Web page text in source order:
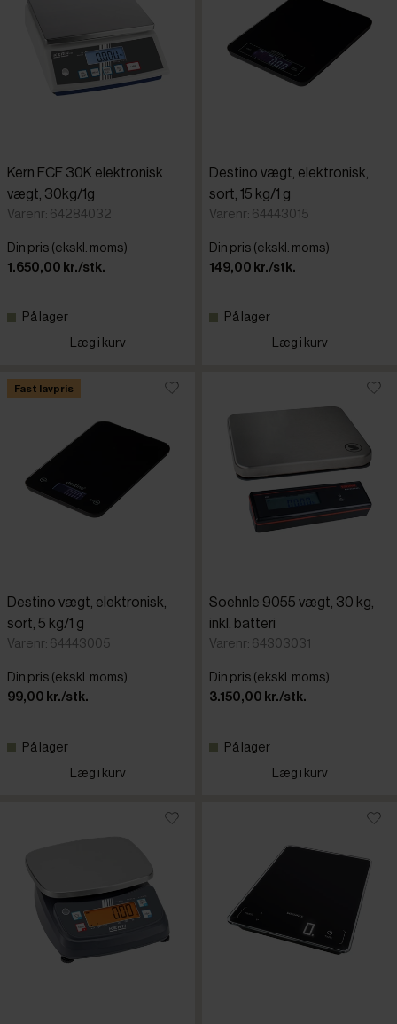
Kern FCF 30K elektronisk
vægt, 30kg/1g
Varenr: 64284032
Din pris (ekskl. moms)
1.650,00 kr./stk.
På lager
Læg i kurv
Destino vægt, elektronisk,
sort, 15 kg/1 g
Varenr: 64443015
Din pris (ekskl. moms)
149,00 kr./stk.
På lager
Læg i kurv
Fast lavpris
Destino vægt, elektronisk,
sort, 5 kg/1 g
Varenr: 64443005
Din pris (ekskl. moms)
99,00 kr./stk.
På lager
Læg i kurv
Soehnle 9055 vægt, 30 kg,
inkl. batteri
Varenr: 64303031
Din pris (ekskl. moms)
3.150,00 kr./stk.
På lager
Læg i kurv